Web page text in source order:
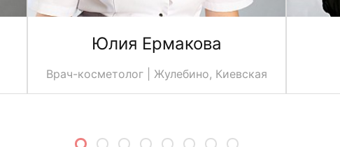
Юлия Ермакова
Врач-косметолог | Жулебино, Киевская